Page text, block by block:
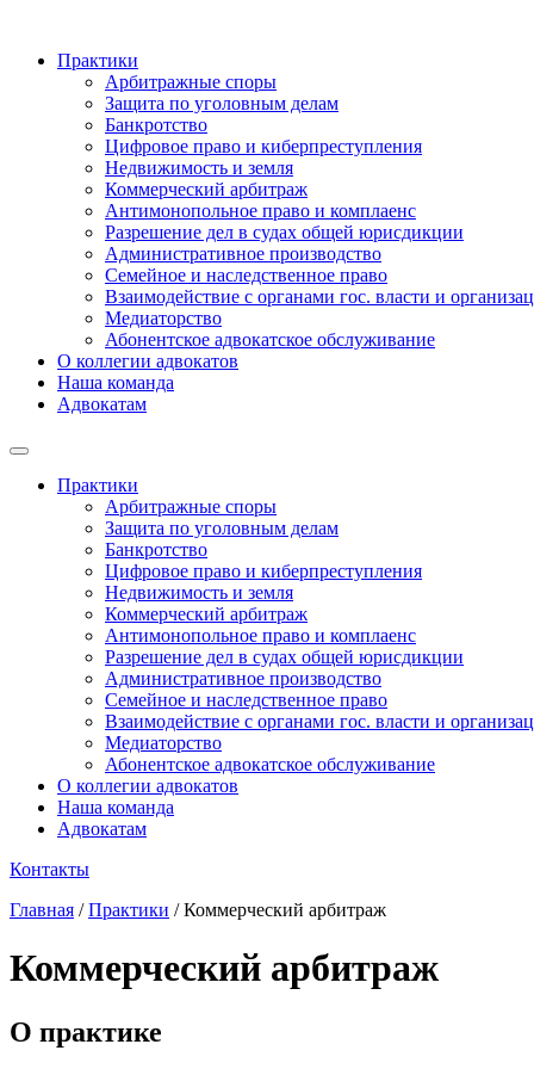
Практики
Арбитражные споры
Защита по уголовным делам
Банкротство
Цифровое право и киберпреступления
Недвижимость и земля
Коммерческий арбитраж
Антимонопольное право и комплаенс
Разрешение дел в судах общей юрисдикции
Административное производство
Семейное и наследственное право
Взаимодействие с органами гос. власти и
Медиаторство
Абонентское адвокатское обслуживание
О коллегии адвокатов
Наша команда
Адвокатам
Практики
Арбитражные споры
Защита по уголовным делам
Банкротство
Цифровое право и киберпреступления
Недвижимость и земля
Коммерческий арбитраж
Антимонопольное право и комплаенс
Разрешение дел в судах общей юрисдикции
Административное производство
Семейное и наследственное право
Взаимодействие с органами гос. власти и
Медиаторство
Абонентское адвокатское обслуживание
О коллегии адвокатов
Наша команда
Адвокатам
Контакты
Главная /Практики /Коммерческий арбитраж
Коммерческий арбитраж
О практике